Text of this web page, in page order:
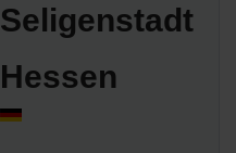
Seligenstadt
Hessen